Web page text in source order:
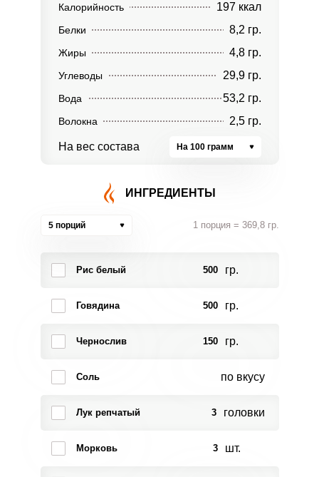
Калорийность 197 ккал
Белки 8,2 гр.
Жиры 4,8 гр.
Углеводы 29,9 гр.
Вода 53,2 гр.
Волокна 2,5 гр.
На вес состава На 100 грамм
ИНГРЕДИЕНТЫ
5 порций 1 порция = 369,8 гр.
Рис белый 500 гр.
Говядина 500 гр.
Чернослив 150 гр.
Соль по вкусу
Лук репчатый 3 головки
Морковь 3 шт.